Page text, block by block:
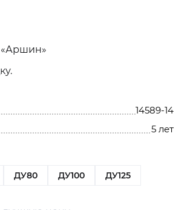
14589-14
5 лет
ДУ80 ДУ100
ДУ125